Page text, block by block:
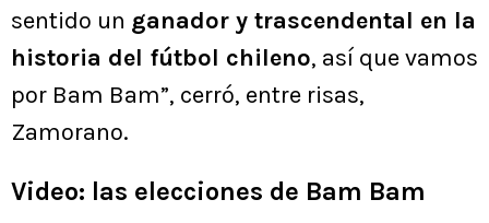
sentido un ganador y trascendental en la
historia del fútbol chileno, así que vamos
por Bam Bam”, cerró, entre risas,
Zamorano.
Video: las elecciones de Bam Bam